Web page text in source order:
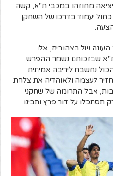
מחוזהו במכבי ת"א, קשה
יעמוד בדרכו של השחקן
של הצהובים, אלו
שבזכותם נשמר ההפרש
נחשבת ליריבה אמיתית
לעצמה ולאוהדיה את צלחת
אבל התרומה של שחקני
תסתכלו על דור פרץ ותבינו.